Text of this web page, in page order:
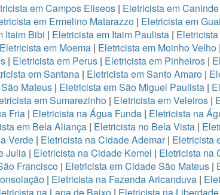
em Campos Eliseos | Eletricista em Caninde
em Ermelino Matarazzo | Eletricista em
Itaim Bibi | Eletricista em Itaim Paulista |
Eletricista em Moema| Eletricista em Moinho Velho |
| Eletricista em Perus| Eletricista em Pinheiros|
em Santana| Eletricista em Santo Amaro|
Mateus | Eletricista em São Miguel Paulista|
em Sumarezinho | Eletricista em Veleiros |
Fria | Eletricista na Água Funda | Eletricista na
em Bela Aliança | Eletricista no Bela Vista|
Verde| Eletricista na Cidade Ademar| Eletricista
Julia | Eletricista na Cidade Kemel | Eletricista na
Francisco | Eletricista em Cidade São Mateus |
| Eletricista na Fazenda Aricanduva|
na Lapa de Baixo | Eletricista na Liberdade